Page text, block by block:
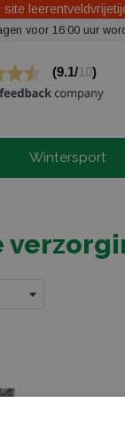
site
voor 16:00 uur
Wintersport